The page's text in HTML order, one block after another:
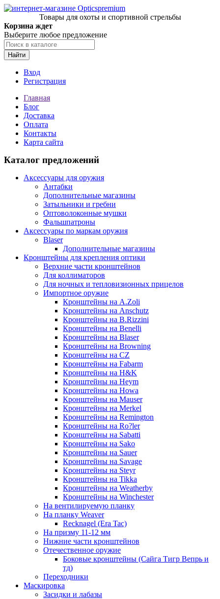
Товары для охоты и спортивной стрельбы
Корзина ждет
Выберите любое предложение
Найти
Вход
Регистрация
Главная
Блог
Доставка
Оплата
Контакты
Карта сайта
Каталог предложений
Аксессуары для оружия
Антабки
Дополнительные магазины
Затыльники и гребни
Оптоволоконные мушки
Фальшпатроны
Аксессуары по маркам оружия
Blaser
Дополнительные магазины
Кронштейны для крепления оптики
Верхние части кронштейнов
Для коллиматоров
Для ночных и тепловизионных прицелов
Импортное оружие
Кронштейны на A.Zoli
Кронштейны на Anschutz
Кронштейны на B.Rizzini
Кронштейны на Benelli
Кронштейны на Blaser
Кронштейны на Browning
Кронштейны на CZ
Кронштейны на Fabarm
Кронштейны на H&K
Кронштейны на Heym
Кронштейны на Howa
Кронштейны на Mauser
Кронштейны на Merkel
Кронштейны на Remington
Кронштейны на Ro?ler
Кронштейны на Sabatti
Кронштейны на Sako
Кронштейны на Sauer
Кронштейны на Savage
Кронштейны на Steyr
Кронштейны на Tikka
Кронштейны на Weatherby
Кронштейны на Winchester
На вентилируемую планку
На планку Weaver
Recknagel (Era Tac)
На призму 11-12 мм
Нижние части кронштейнов
Отечественное оружие
Боковые кронштейны (Сайга Тигр Вепрь и
тд)
Переходники
Маскировка
Засидки и лабазы